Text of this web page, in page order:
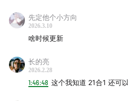
先定他个小方向
2026.3.10
啥时候更新
长的亮
2026.2.28
1:46:48 这个我知道 21合1 还可